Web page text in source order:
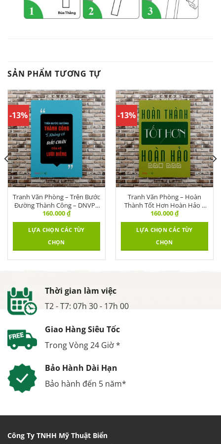
SẢN PHẨM TƯƠNG TỰ
-13%
Tranh Văn Phòng – Trên Bước
Đường Thành Công – DNVPR
236
160.000₫
LỰA CHỌN CÁC TÙY
CHỌN
-13%
Tranh Văn Phòng – Hoàn
Thành Tốt Hơn Hoàn Hảo –
DL-010
160.000₫
LỰA CHỌN CÁC TÙY
CHỌN
Thời gian làm việc
T2 - T7: 07h 30 - 17h 00
Giao Hàng Siêu Tốc
Trong Vòng 24 Giờ *
Bảo Hành Dài Hạn
Bảo hành đến 5 năm*
Công Ty TNHH Mỹ Thuật Biển